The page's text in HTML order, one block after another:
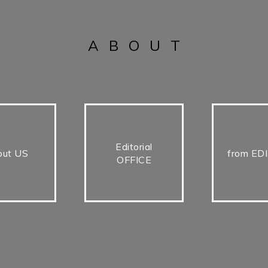
ABOUT
US
Editorial
OFFICE
from